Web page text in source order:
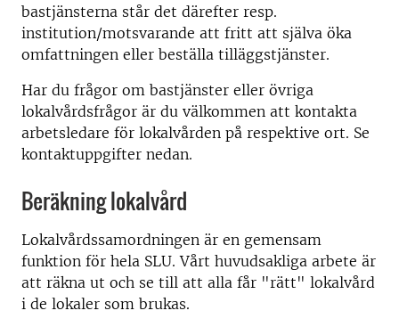
bastjänsterna står det därefter resp.
institution/motsvarande att fritt att själva öka
omfattningen eller beställa tilläggstjänster.
Har du frågor om bastjänster eller övriga
lokalvårdsfrågor är du välkommen att kontakta
arbetsledare för lokalvården på respektive ort. Se
kontaktuppgifter nedan.
Beräkning lokalvård
Lokalvårdssamordningen är en gemensam
funktion för hela SLU. Vårt huvudsakliga arbete är
att räkna ut och se till att alla får "rätt" lokalvård
i de lokaler som brukas.